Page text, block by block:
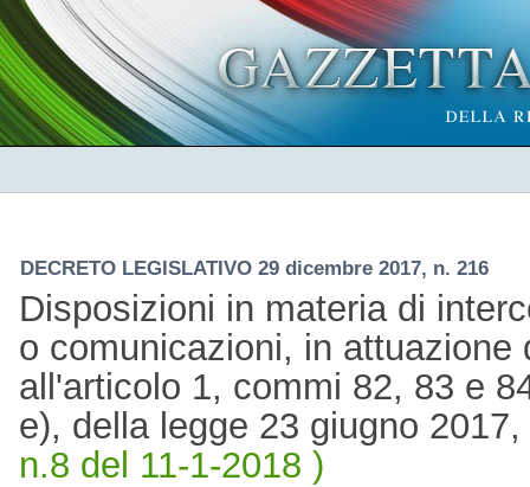
DECRETO LEGISLATIVO 29 dicembre 2017, n. 216
Disposizioni in materia di
o comunicazioni, in attuazione
all'articolo 1, commi 82, 83 e
e), della legge 23 giugno
n.8 del 11-1-2018 )